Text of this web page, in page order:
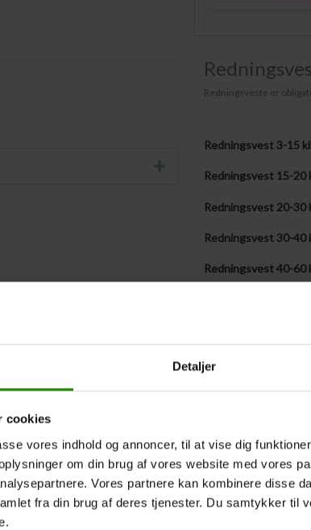
Detaljer
cookies
vores indhold og annoncer, til at vise dig
om din brug af vores website med vores
Vores partnere kan kombinere disse
fra din brug af deres tjenester. Du samtykker til
Udvid
Redningsveste er
Redningsvest 3-15
Redningsvest 15-20
Redningsvest 20-30
Redningsvest 30-40
Redningsvest 40-60
Medbringer selv
udfyldt ovenstående
Vestestørrelser være
Afgangstidspunkt